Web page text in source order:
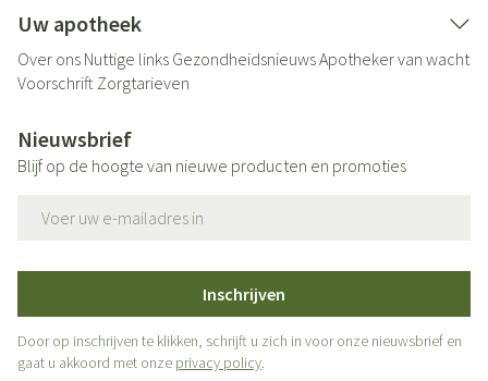
Uw apotheek
Over ons Nuttige links GezondheidsnieuwsApotheker van wacht
Voorschrift Zorgtarieven
Nieuwsbrief
Blijf op de hoogte van nieuwe producten en promoties
Inschrijven
Door op inschrijven te klikken, schrijft u zich in voor onze nieuwsbrief en
gaat u akkoord met onze privacy policy.